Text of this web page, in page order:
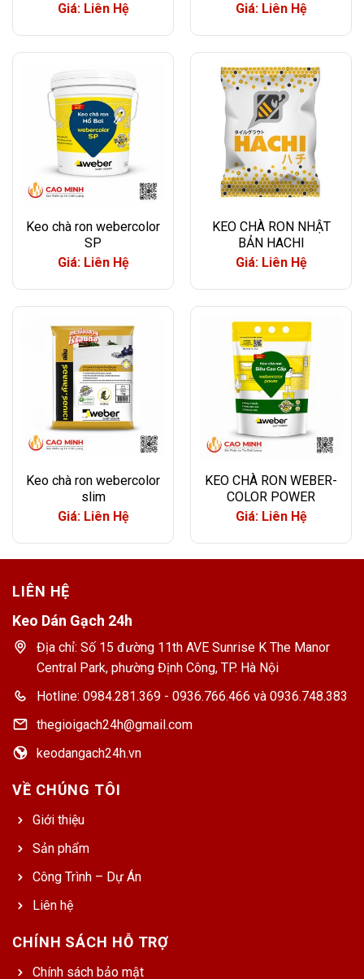
Giá: Liên Hệ
Giá: Liên Hệ
Keo chà ron webercolor
SP
Giá: Liên Hệ
KEO CHÀ RON NHẬT
BẢN HACHI
Giá: Liên Hệ
Keo chà ron webercolor
slim
Giá: Liên Hệ
KEO CHÀ RON WEBER-
COLOR POWER
Giá: Liên Hệ
LIÊN HỆ
Keo Dán Gạch 24h
Địa chỉ: Số 15 đường 11th AVE Sunrise K The Manor
Central Park, phường Định Công, TP. Hà Nội
Hotline: 0984.281.369 - 0936.766.466 và 0936.748.383
thegioigach24h@gmail.com
keodangach24h.vn
VỀ CHÚNG TÔI
Giới thiệu
Sản phẩm
Công Trình – Dự Án
Liên hệ
CHÍNH SÁCH HỖ TRỢ
Chính sách bảo mật